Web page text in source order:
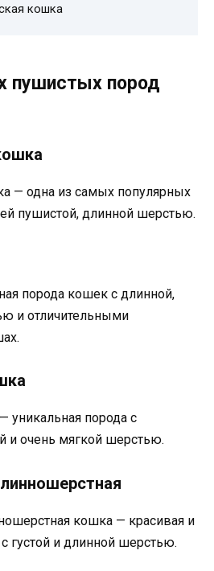
кошка
пушистых пород
— одна из самых популярных
пушистой, длинной шерстью.
порода кошек с длинной,
и отличительными
уникальная порода с
и очень мягкой шерстью.
кошка — красивая и
густой и длинной шерстью.